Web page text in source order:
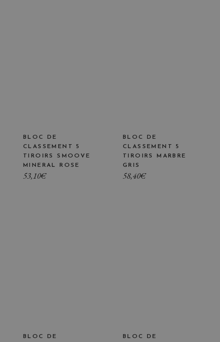
BLOC DE
CLASSEMENT 5
TIROIRS SMOOVE
MINERAL ROSE
53,10€
BLOC DE
CLASSEMENT 5
TIROIRS MARBRE
GRIS
58,40€
BLOC DE
BLOC DE